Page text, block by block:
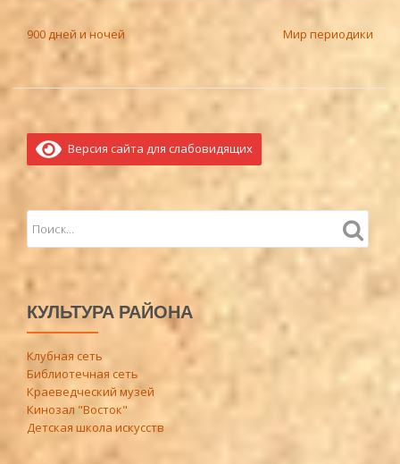
НАВИГАЦИЯ ПО ЗАПИСЯМ
900 дней и ночей Мир периодики
Версия сайта для слабовидящих
КУЛЬТУРА РАЙОНА
Клубная сеть
Библиотечная сеть
Краеведческий музей
Кинозал "Восток"
Детская школа искусств